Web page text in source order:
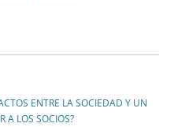
ENTRE LA SOCIEDAD Y UN
A LOS SOCIOS?